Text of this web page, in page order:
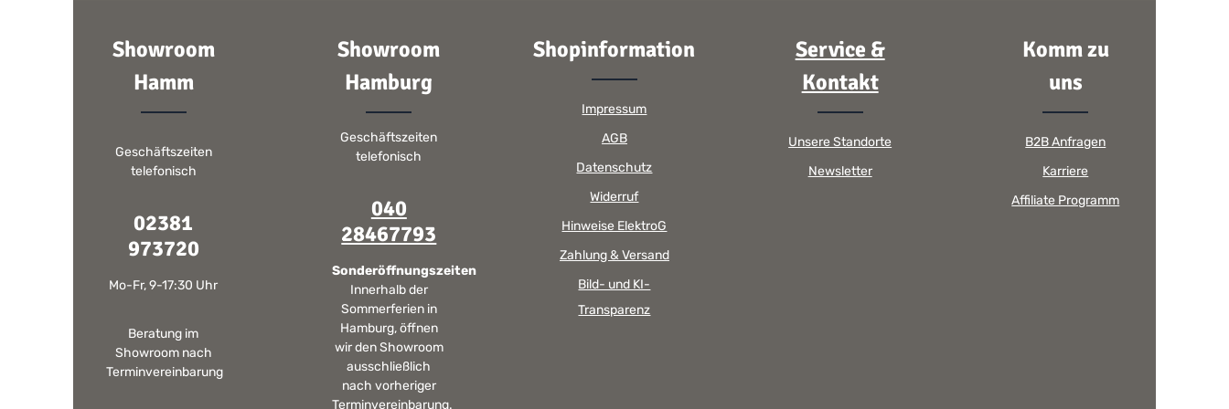
Showroom
Hamm
Geschäftszeiten
telefonisch
02381
973720
Mo-Fr, 9-17:30 Uhr
Beratung im
Showroom nach
Terminvereinbarung
Showroom
Hamburg
Geschäftszeiten
telefonisch
040
28467793
Sonderöffnungszeiten
Innerhalb der
Sommerferien in
Hamburg, öffnen
wir den Showroom
ausschließlich
nach vorheriger
Terminvereinbarung.
Shopinformation
Impressum
AGB
Datenschutz
Widerruf
Hinweise ElektroG
Zahlung & Versand
Bild- und KI-
Transparenz
Service &
Kontakt
Unsere Standorte
Newsletter
Komm zu
uns
B2B Anfragen
Karriere
Affiliate Programm